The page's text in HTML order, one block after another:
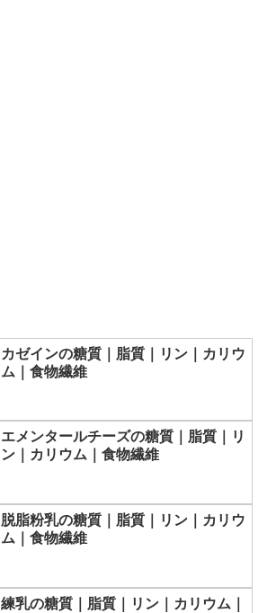
カゼインの糖質｜脂質｜リン｜カリウ
ム｜食物繊維
エメンタールチーズの糖質｜脂質｜リ
ン｜カリウム｜食物繊維
脱脂粉乳の糖質｜脂質｜リン｜カリウ
ム｜食物繊維
練乳の糖質｜脂質｜リン｜カリウム｜